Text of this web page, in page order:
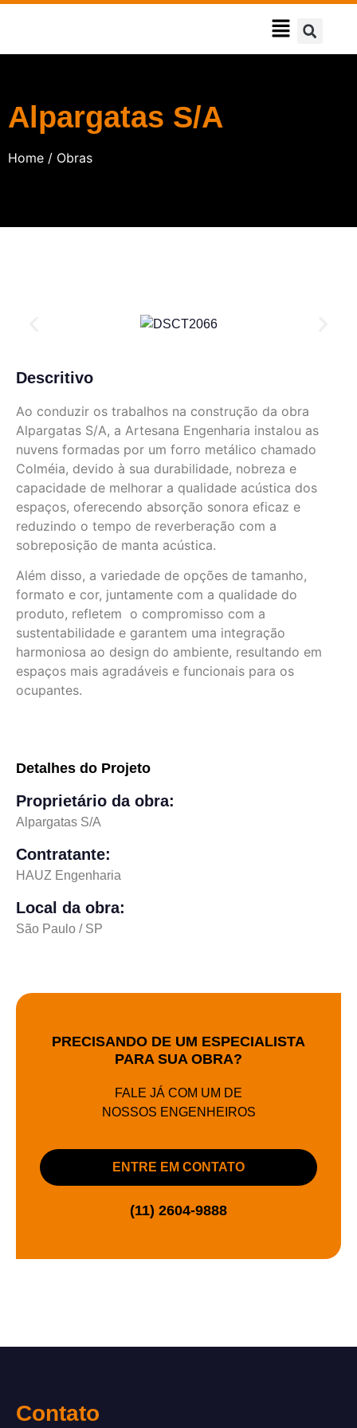
Alpargatas S/A
Home / Obras
Detalhes do Projeto
Proprietário da obra:
Alpargatas S/A
Contratante:
HAUZ Engenharia
Local da obra:
São Paulo / SP
PRECISANDO DE UM ESPECIALISTA
PARA SUA OBRA?
FALE JÁ COM UM DE
NOSSOS ENGENHEIROS
ENTRE EM CONTATO
(11) 2604-9888
Descritivo
Ao conduzir os trabalhos na construção da obra
Alpargatas S/A, a Artesana Engenharia instalou as
nuvens formadas por um forro metálico chamado
Colméia, devido à sua durabilidade, nobreza e
capacidade de melhorar a qualidade acústica dos
espaços, oferecendo absorção sonora eficaz e
reduzindo o tempo de reverberação com a
sobreposição de manta acústica.
Além disso, a variedade de opções de tamanho,
formato e cor, juntamente com a qualidade do
produto, refletem o compromisso com a
sustentabilidade e garantem uma integração
harmoniosa ao design do ambiente, resultando em
espaços mais agradáveis e funcionais para os
ocupantes.
Contato